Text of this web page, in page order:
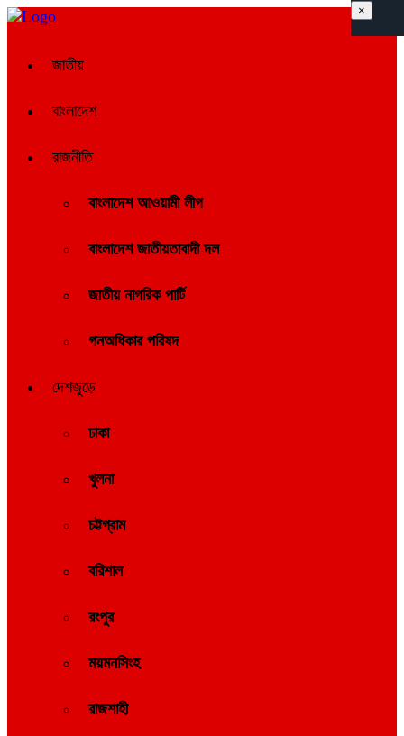
জাতীয়
বাংলাদেশ
রাজনীতি
বাংলাদেশ আওয়ামী লীগ
বাংলাদেশ জাতীয়তাবাদী দল
জাতীয় নাগরিক পার্টি
গনঅধিকার পরিষদ
দেশজুড়ে
ঢাকা
খুলনা
চট্টগ্রাম
বরিশাল
রংপুর
ময়মনসিংহ
রাজশাহী
×